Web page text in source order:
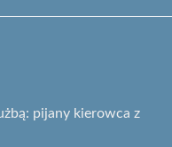
pijany kierowca z